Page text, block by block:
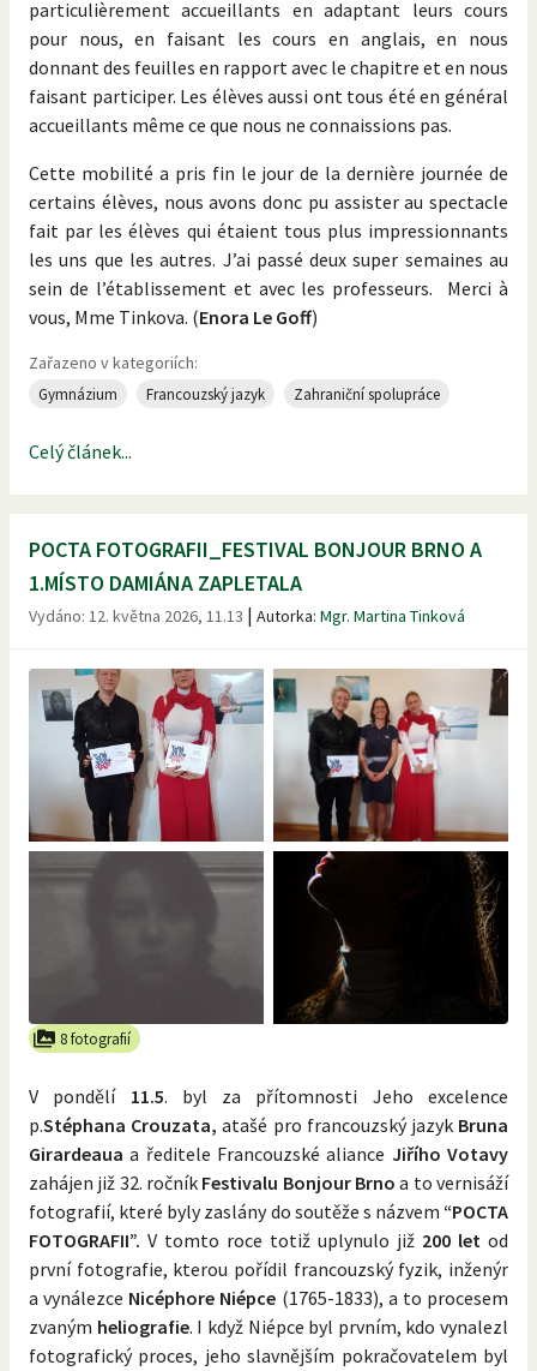
particulièrement accueillants en adaptant leurs cours
pour nous, en faisant les cours en anglais, en nous
donnant des feuilles en rapport avec le chapitre et en nous
faisant participer. Les élèves aussi ont tous été en général
accueillants même ce que nous ne connaissions pas.
Cette mobilité a pris fin le jour de la dernière journée de
certains élèves, nous avons donc pu assister au spectacle
fait par les élèves qui étaient tous plus impressionnants
les uns que les autres. J’ai passé deux super semaines au
sein de l’établissement et avec les professeurs. Merci à
vous, Mme Tinkova. (Enora Le Goff)
Zařazeno v kategoriích:
Gymnázium Francouzský jazyk Zahraniční spolupráce
Celý článek...
POCTA FOTOGRAFII_FESTIVAL BONJOUR BRNO A
1.MÍSTO DAMIÁNA ZAPLETALA
Vydáno: 12. května 2026, 11.13 | Autorka: Mgr. Martina Tinková
8 fotografií
V pondělí 11.5. byl za přítomnosti Jeho excelence
p.Stéphana Crouzata,atašé pro francouzský jazyk Bruna
Girardeaua a ředitele Francouzské aliance Jiřího Votavy
zahájen již 32. ročník Festivalu Bonjour Brno a to vernisáží
fotografií, které byly zaslány do soutěže s názvem “POCTA
FOTOGRAFII”. V tomto roce totiž uplynulo již 200 let od
první fotografie, kterou pořídil francouzský fyzik, inženýr
a vynálezce Nicéphore Niépce (1765-1833), a to procesem
zvaným heliografie. I když Niépce byl prvním, kdo vynalezl
fotografický proces, jeho slavnějším pokračovatelem byl